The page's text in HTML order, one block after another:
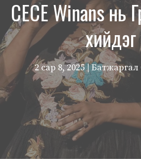
CECE Winans нь
хийдэг
2 сар 8, 2025 |